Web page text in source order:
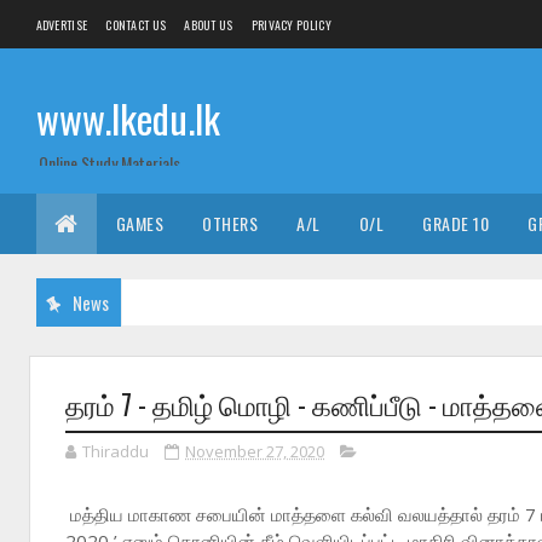
ADVERTISE CONTACT US ABOUT US PRIVACY POLICY
www.lkedu.lk
Online Study Materials
GAMES OTHERS A/L O/L GRADE 10
News
தரம் 7 - தமிழ் மொழி - கணிப்பீடு -
Thiraddu November 27, 2020
மத்திய மாகாண சபையின் மாத்தளை கல்வி வலயத்தால் தரம்